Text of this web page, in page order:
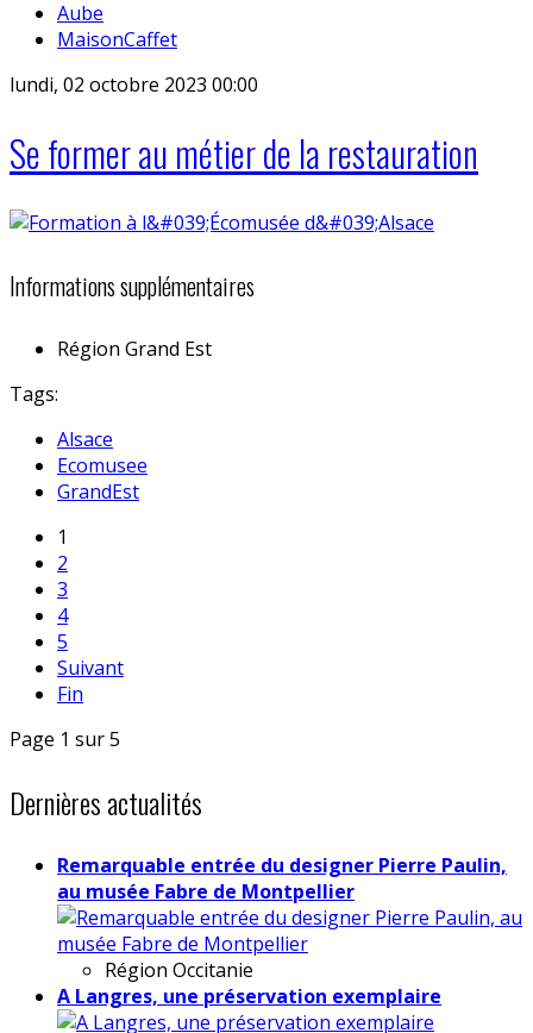
Aube
MaisonCaffet
lundi, 02 octobre 2023 00:00
Se former au métier de la restauration
Informations supplémentaires
Région Grand Est
Tags:
Alsace
Ecomusee
GrandEst
1
2
3
4
5
Suivant
Fin
Page 1 sur 5
Dernières actualités
Remarquable entrée du designer Pierre Paulin,
au musée Fabre de Montpellier
Région Occitanie
A Langres, une préservation exemplaire